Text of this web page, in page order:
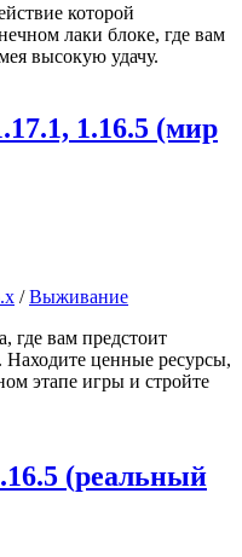
которой
лаки блоке, где вам
высокую удачу.
1.16.5 (мир
/Выживание
где вам предстоит
Находите ценные ресурсы,
этапе игры и стройте
(реальный